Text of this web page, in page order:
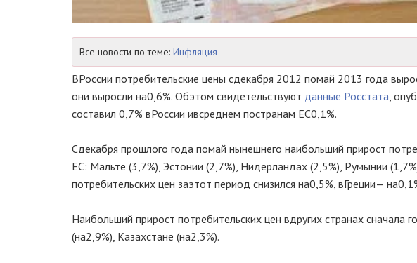
Все новости по теме: Инфляция
ВРоссии потребительские цены сдекабря 2012 помай 2013 года
они выросли на0,6%. Обэтом свидетельствуют данные Росстата ,
составил 0,7% вРоссии ивсреднем постранам ЕС0,1%.
Сдекабря прошлого года помай нынешнего наибольший прирост
ЕС: Мальте (3,7%), Эстонии (2,7%), Нидерландах (2,5%), Румынии
потребительских цен заэтот период снизился на0,5%, вГреции— на
Наибольший прирост потребительских цен вдругих странах сначала
(на2,9%), Казахстане (на2,3%).